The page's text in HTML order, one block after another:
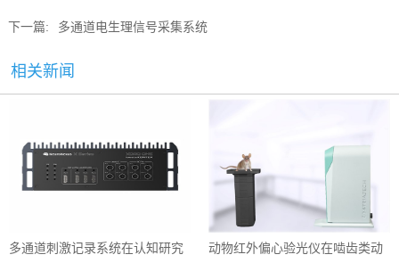
下一篇: 多通道电生理信号采集系统
相关新闻
多通道刺激记录系统在认知研究 动物红外偏心验光仪在啮齿类动